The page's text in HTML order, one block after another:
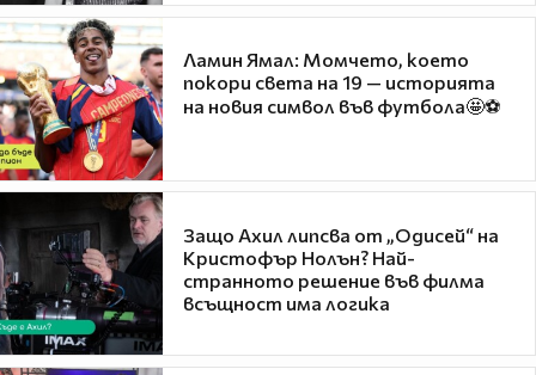
Ламин Ямал: Момчето, което
покори света на 19 — историята
на новия символ във футбола🤩⚽
Защо Ахил липсва от „Одисей“ на
Кристофър Нолън? Най-
странното решение във филма
всъщност има логика